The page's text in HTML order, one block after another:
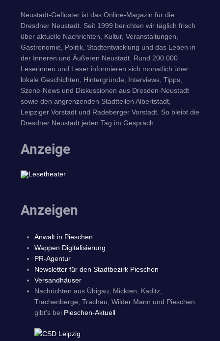
Neustadt-Geflüster ist das Online-Magazin für die
Dresdner Neustadt. Seit 1999 berichten wir täglich frisch
über aktuelle Nachrichten, Kultur, Veranstaltungen,
Gastronomie, Politik, Stadtentwicklung und das Leben in
der Inneren und Äußeren Neustadt. Rund 200.000
Leserinnen und Leser informieren sich monatlich über
lokale Geschichten, Hintergründe, Interviews, Tipps,
Szene-News und Diskussionen aus Dresden-Neustadt
sowie den angrenzenden Stadtteilen Albertstadt,
Leipziger Vorstadt und Radeberger Vorstadt. So bleibt die
Dresdner Neustadt jeden Tag im Gespräch.
Anzeige
Anzeigen
Anwalt in Pieschen
Wappen Digitalisierung
PR-Agentur
Newsletter für den Stadtbezirk Pieschen
Versandhäuser
Nachrichten aus Übigau, Mickten, Kaditz,
Trachenberge, Trachau, Wilder Mann und Pieschen
gibt's bei Pieschen-Aktuell